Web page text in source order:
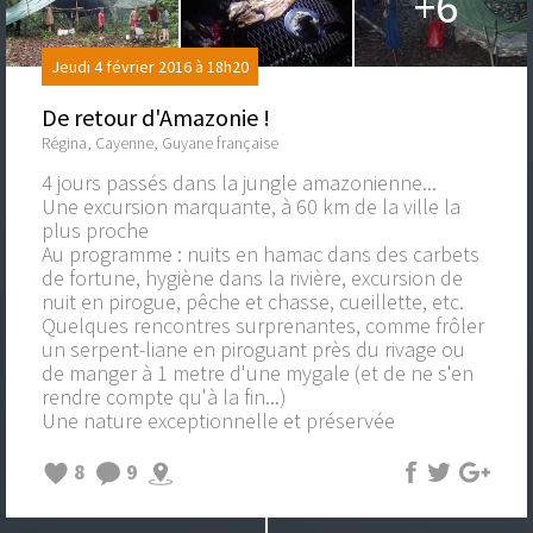
Jeudi 4 février 2016 à 18h20
De retour d'Amazonie !
Régina, Cayenne, Guyane française
4 jours passés dans la jungle amazonienne...
Une excursion marquante, à 60 km de la ville la
plus proche
Au programme : nuits en hamac dans des carbets
de fortune, hygiène dans la rivière, excursion de
nuit en pirogue, pêche et chasse, cueillette, etc.
Quelques rencontres surprenantes, comme frôler
un serpent-liane en piroguant près du rivage ou
de manger à 1 metre d'une mygale (et de ne s'en
rendre compte qu'à la fin...)
Une nature exceptionnelle et préservée
8
9